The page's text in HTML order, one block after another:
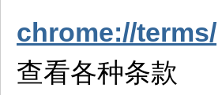
chrome://terms/
查看各种条款